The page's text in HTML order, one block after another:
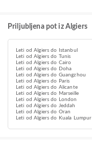
Priljubljena pot iz Algiers
Leti od Algiers do Istanbul
Leti od Algiers do Tunis
Leti od Algiers do Cairo
Leti od Algiers do Doha
Leti od Algiers do Guangzhou
Leti od Algiers do Paris
Leti od Algiers do Alicante
Leti od Algiers do Marseille
Leti od Algiers do London
Leti od Algiers do Jeddah
Leti od Algiers do Oran
Leti od Algiers do Kuala Lumpur